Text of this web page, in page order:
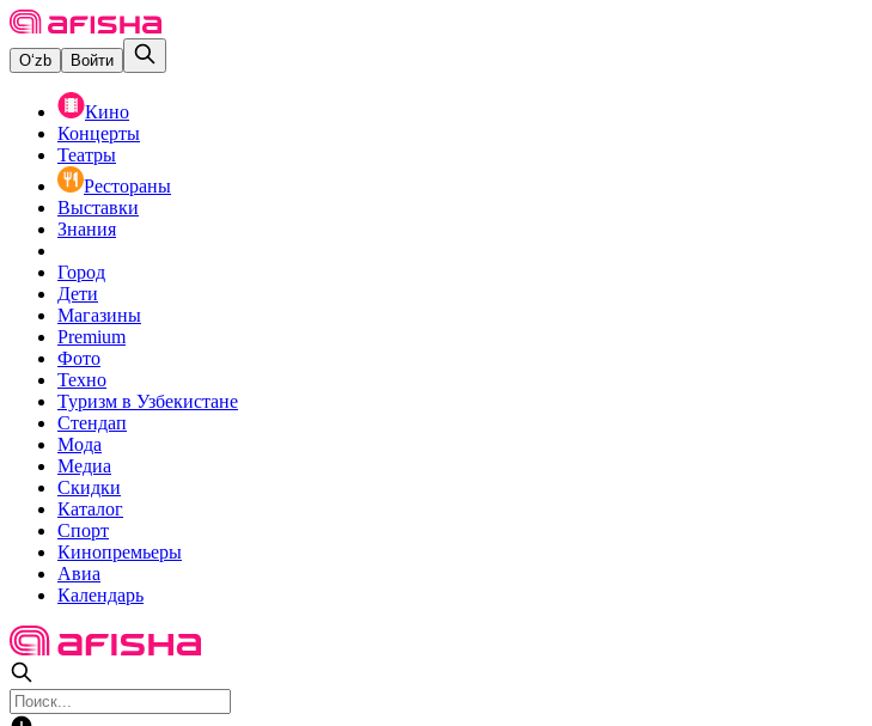
O‘zb Войти
Кино
Концерты
Театры
Рестораны
Выставки
Знания
Город
Дети
Магазины
Premium
Фото
Техно
Туризм в Узбекистане
Стендап
Мода
Медиа
Скидки
Каталог
Спорт
Кинопремьеры
Авиа
Календарь